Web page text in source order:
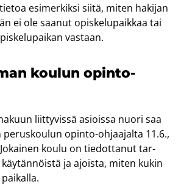
esi­mer­kik­si siitä, miten ha­ki­jan
ei ole saa­nut opis­ke­lu­paik­kaa tai
vas­taan.
kou­lun opinto-​
liit­ty­vis­sä asiois­sa nuori saa
opinto-​ohjaajalta 11.6.,
Jo­kai­nen koulu on tie­dot­ta­nut tar­
ja ajois­ta, miten kukin